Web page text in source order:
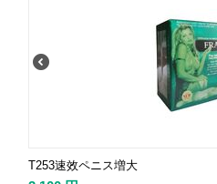
T253速效ペニス増大